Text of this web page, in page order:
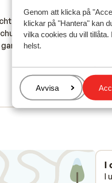
Genom att klicka på
klickar på "Hantera" kan
vilka cookies du vill
helst.
Hantera
Avvisa
1 jan. 2026
ganz
auf den -20°C
Abend kalte
ganz
auf den -20°C
Abend kalte
I
I